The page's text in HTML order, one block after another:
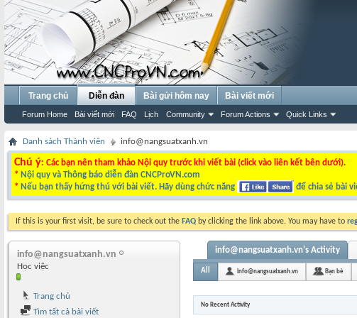
Trang chủ Diễn đàn
Forum Home Bài viết mới FAQ Lịch Community Forum Actions Quick Links
Bài gửi hôm nay Bài viết mới
Danh sách Thành viên info@nangsuatxanh.vn
Chú ý: Các bạn nên tham khảo Nội quy trước khi viết bài (click vào liên kết bên dưới).
* Nội quy và Thông báo diễn đàn CNCProVN.com
* Nếu bạn thấy hứng thú với bài viết. Hãy dùng chức năng để chia sẻ bài
If this is your first visit, be sure to check out the FAQ by clicking the link above. You may have to
info@nangsuatxanh.vn
Học việc
Trang chủ
Tìm tất cả bài viết
info@nangsuatxanh.vn's Activity
All info@nangsuatxanh.vn Bạn bè
No Recent Activity